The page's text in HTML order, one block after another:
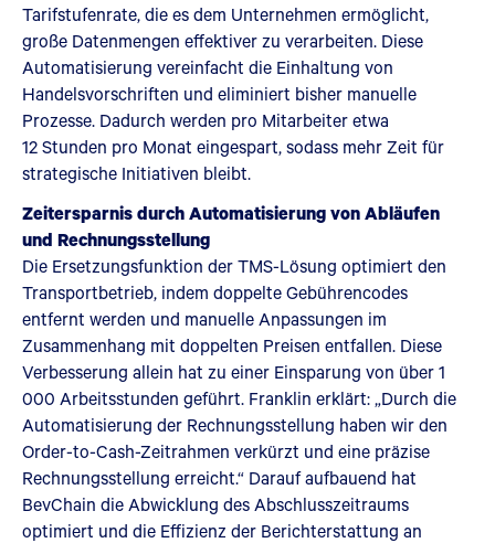
Tarifstufenrate, die es dem Unternehmen ermöglicht,
große Datenmengen effektiver zu verarbeiten. Diese
Automatisierung vereinfacht die Einhaltung von
Handelsvorschriften und eliminiert bisher manuelle
Prozesse. Dadurch werden pro Mitarbeiter etwa
12 Stunden pro Monat eingespart, sodass mehr Zeit für
strategische Initiativen bleibt.
Zeitersparnis durch Automatisierung von Abläufen
und Rechnungsstellung
Die Ersetzungsfunktion der TMS-Lösung optimiert den
Transportbetrieb, indem doppelte Gebührencodes
entfernt werden und manuelle Anpassungen im
Zusammenhang mit doppelten Preisen entfallen. Diese
Verbesserung allein hat zu einer Einsparung von über 1
000 Arbeitsstunden geführt. Franklin erklärt: „Durch die
Automatisierung der Rechnungsstellung haben wir den
Order-to-Cash-Zeitrahmen verkürzt und eine präzise
Rechnungsstellung erreicht.“ Darauf aufbauend hat
BevChain die Abwicklung des Abschlusszeitraums
optimiert und die Effizienz der Berichterstattung an